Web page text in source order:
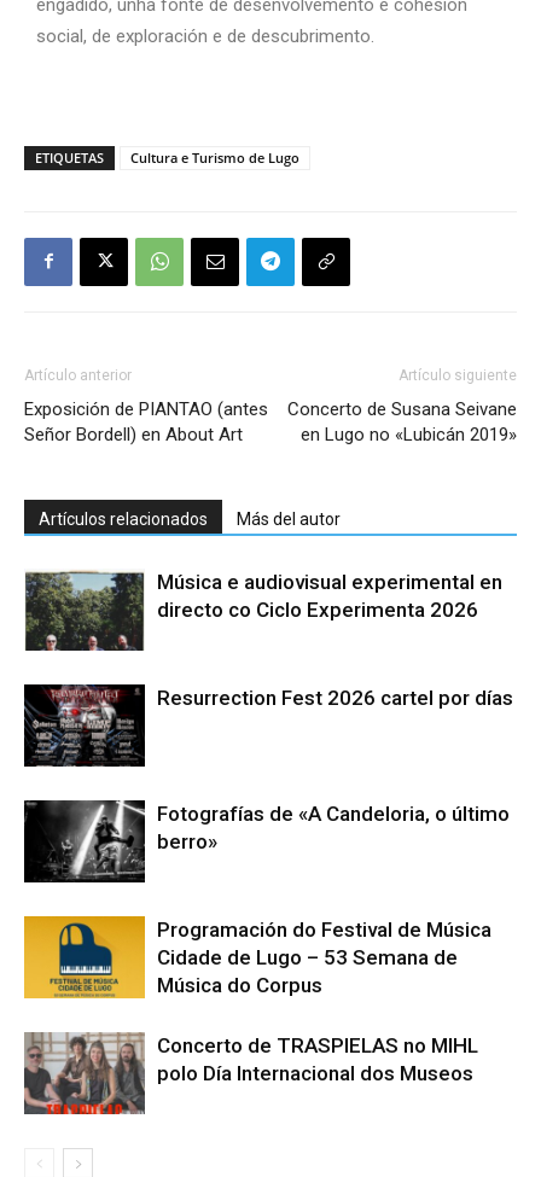
engadido, unha fonte de desenvolvemento e cohesión
social, de exploración e de descubrimento.
ETIQUETAS Cultura e Turismo de Lugo
Artículo anterior
Exposición de PIANTAO (antes
Señor Bordell) en About Art
Artículo siguiente
Concerto de Susana Seivane
en Lugo no «Lubicán 2019»
Artículos relacionados Más del autor
Música e audiovisual experimental en
directo co Ciclo Experimenta 2026
Resurrection Fest 2026 cartel por días
Fotografías de «A Candeloria, o último
berro»
Programación do Festival de Música
Cidade de Lugo – 53 Semana de
Música do Corpus
Concerto de TRASPIELAS no MIHL
polo Día Internacional dos Museos